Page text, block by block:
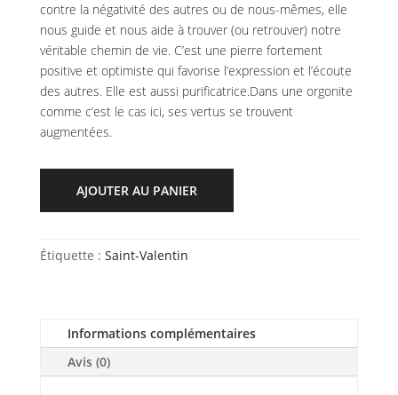
contre la négativité des autres ou de nous-mêmes, elle
nous guide et nous aide à trouver (ou retrouver) notre
véritable chemin de vie. C’est une pierre fortement
positive et optimiste qui favorise l’expression et l’écoute
des autres. Elle est aussi purificatrice.Dans une orgonite
comme c’est le cas ici, ses vertus se trouvent
augmentées.
AJOUTER AU PANIER
Étiquette : Saint-Valentin
Informations complémentaires
Avis (0)